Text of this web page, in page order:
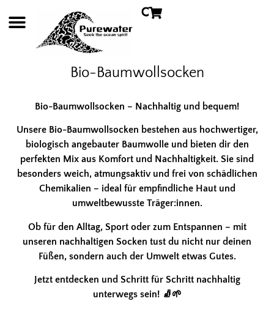
Bio-Baumwollsocken
Bio-Baumwollsocken – Nachhaltig und bequem!
Unsere Bio-Baumwollsocken bestehen aus hochwertiger,
biologisch angebauter Baumwolle und bieten dir den
perfekten Mix aus Komfort und Nachhaltigkeit. Sie sind
besonders weich, atmungsaktiv und frei von schädlichen
Chemikalien – ideal für empfindliche Haut und
umweltbewusste Träger:innen.
Ob für den Alltag, Sport oder zum Entspannen – mit
unseren nachhaltigen Socken tust du nicht nur deinen
Füßen, sondern auch der Umwelt etwas Gutes.
Jetzt entdecken und Schritt für Schritt nachhaltig
unterwegs sein! 🧦🌱